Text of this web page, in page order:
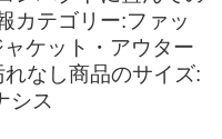
カテゴリー:ファッ
ケット・アウター
なし商品のサイズ:
シス